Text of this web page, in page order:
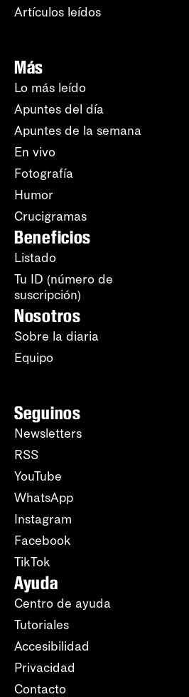
Artículos leídos
Más
Lo más leído
Apuntes del día
Apuntes de la semana
En vivo
Fotografía
Humor
Crucigramas
Beneficios
Listado
Tu ID (número de
suscripción)
Nosotros
Sobre la diaria
Equipo
Seguinos
Newsletters
RSS
YouTube
WhatsApp
Instagram
Facebook
TikTok
Ayuda
Centro de ayuda
Tutoriales
Accesibilidad
Privacidad
Contacto